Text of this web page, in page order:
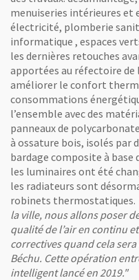
menuiseries intérieures et
électricité, plomberie
informatique , espaces
les dernières retouches
apportées au réfectoire de
améliorer le confort
consommations
l’ensemble avec des
panneaux de
à ossature bois, isolés par
bardage composite à base
les luminaires ont été
les radiateurs sont
robinets thermostatiques.
la ville, nous allons poser
qualité de l’air en continu
correctives quand cela
Béchu. Cette opération
intelligent lancé en 2019."